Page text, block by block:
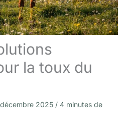
la toux du
2025 / 4 minutes de